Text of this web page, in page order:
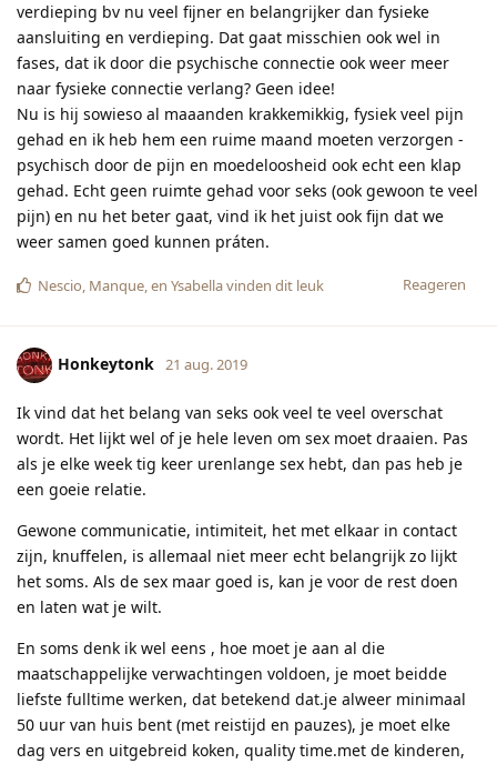
verdieping bv nu veel fijner en belangrijker dan fysieke
aansluiting en verdieping. Dat gaat misschien ook wel in
fases, dat ik door die psychische connectie ook weer meer
naar fysieke connectie verlang? Geen idee!
Nu is hij sowieso al maaanden krakkemikkig, fysiek veel pijn
gehad en ik heb hem een ruime maand moeten verzorgen -
psychisch door de pijn en moedeloosheid ook echt een klap
gehad. Echt geen ruimte gehad voor seks (ook gewoon te veel
pijn) en nu het beter gaat, vind ik het juist ook fijn dat we
weer samen goed kunnen práten.
Reageren
Nescio, Manque, en Ysabellavinden dit leuk
Honkeytonk 21 aug. 2019
Ik vind dat het belang van seks ook veel te veel overschat
wordt. Het lijkt wel of je hele leven om sex moet draaien. Pas
als je elke week tig keer urenlange sex hebt, dan pas heb je
een goeie relatie.
Gewone communicatie, intimiteit, het met elkaar in contact
zijn, knuffelen, is allemaal niet meer echt belangrijk zo lijkt
het soms. Als de sex maar goed is, kan je voor de rest doen
en laten wat je wilt.
En soms denk ik wel eens , hoe moet je aan al die
maatschappelijke verwachtingen voldoen, je moet beidde
liefste fulltime werken, dat betekend dat.je alweer minimaal
50 uur van huis bent (met reistijd en pauzes), je moet elke
dag vers en uitgebreid koken, quality time.met de kinderen,